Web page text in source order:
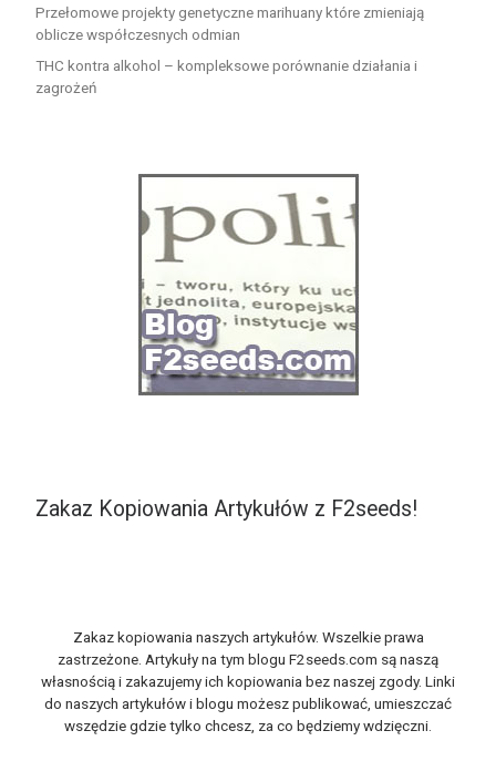
Przełomowe projekty genetyczne marihuany które zmieniają
oblicze współczesnych odmian
THC kontra alkohol – kompleksowe porównanie działania i
zagrożeń
Zakaz Kopiowania Artykułów z F2seeds!
Zakaz kopiowania naszych artykułów. Wszelkie prawa
zastrzeżone. Artykuły na tym blogu F2seeds.com są naszą
własnością i zakazujemy ich kopiowania bez naszej zgody. Linki
do naszych artykułów i blogu możesz publikować, umieszczać
wszędzie gdzie tylko chcesz, za co będziemy wdzięczni.